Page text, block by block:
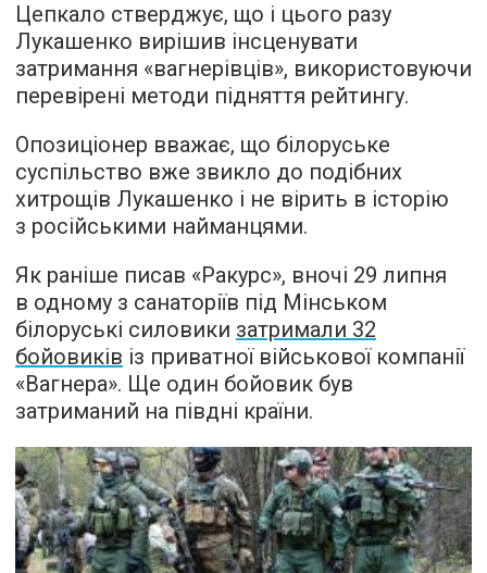
Цепкало стверджує, що і цього разу
Лукашенко вирішив інсценувати
затримання «вагнерівців», використовуючи
перевірені методи підняття рейтингу.
Опозиціонер вважає, що білоруське
суспільство вже звикло до подібних
хитрощів Лукашенко і не вірить в історію
з російськими найманцями.
Як раніше писав «Ракурс», вночі 29 липня
в одному з санаторіїв під Мінськом
білоруські силовики затримали 32
бойовиків із приватної військової компанії
«Вагнера». Ще один бойовик був
затриманий на півдні країни.